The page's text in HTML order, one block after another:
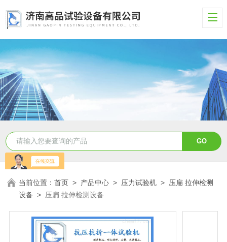
当前位置：首页 > 产品中心 > 压力试验机 > 压扁 拉伸检测
设备 > 压扁 拉伸检测设备